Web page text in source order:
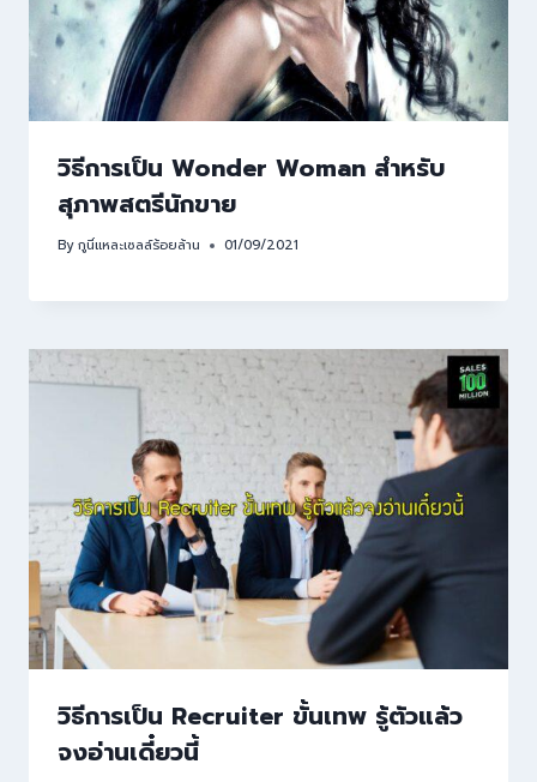
วิธีการเป็น Wonder Woman สำหรับ
สุภาพสตรีนักขาย
Byกูนี่แหละเซลล์ร้อยล้าน 01/09/2021
วิธีการเป็น Recruiter ขั้นเทพ รู้ตัวแล้ว
จงอ่านเดี๋ยวนี้